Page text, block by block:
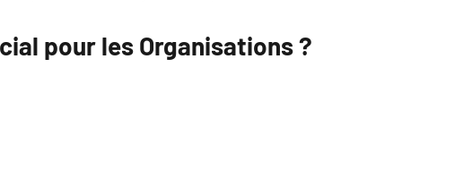
pour les Organisations ?